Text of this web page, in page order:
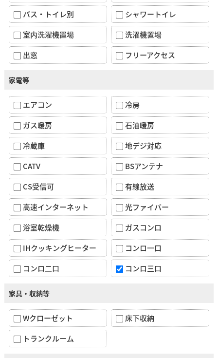
バス・トイレ別
シャワートイレ
室内洗濯機置場
洗濯機置場
出窓
フリーアクセス
家電等
エアコン
冷房
ガス暖房
石油暖房
冷蔵庫
地デジ対応
CATV
BSアンテナ
CS受信可
有線放送
高速インターネット
光ファイバー
浴室乾燥機
ガスコンロ
IHクッキングヒーター
コンロ一口
コンロ二口
コンロ三口
家具・収納等
Wクローゼット
床下収納
トランクルーム